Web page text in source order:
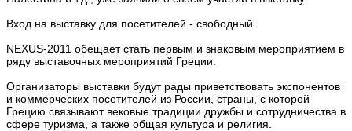
Вход на выставку для посетителей - свободный.
NEXUS-2011 обещает стать первым и знаковым мероприятием в
ряду выставочных мероприятий Греции.
Организаторы выставки будут рады приветствовать экспонентов
и коммерческих посетителей из России, страны, с которой
Грецию связывают вековые традиции дружбы и сотрудничества в
сфере туризма, а также общая культура и религия.